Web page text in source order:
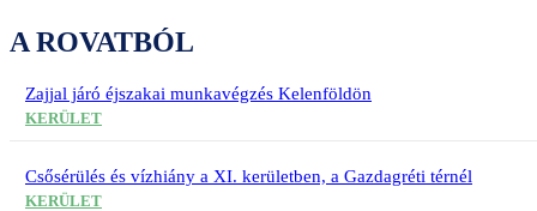
A ROVATBÓL
Zajjal járó éjszakai munkavégzés Kelenföldön
KERÜLET
Csősérülés és vízhiány a XI. kerületben, a Gazdagréti térnél
KERÜLET